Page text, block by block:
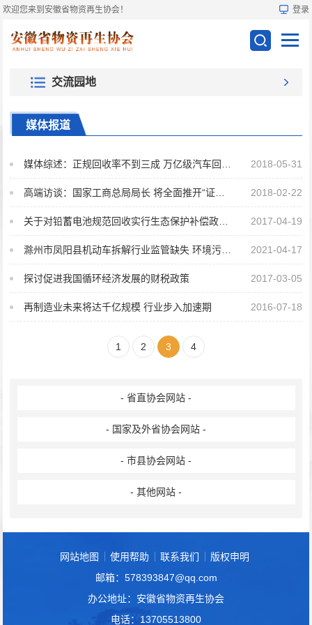
欢迎您来到安徽省物资再生协会！ 登录
交流园地
媒体报道
2018-05-31
2018-02-22
2017-04-19
2021-04-17
探讨促进我国循环经济发展的财税政策 2017-03-05
再制造业未来将达千亿规模 行业步入加速期 2016-07-18
1 2 3 4
- 省直协会网站 -
- 国家及外省协会网站 -
- 市县协会网站 -
- 其他网站 -
网站地图 使用帮助 联系我们
版权申明
邮箱：578393847@qq.com
办公地址：安徽省物资再生协会
电话：13705513800